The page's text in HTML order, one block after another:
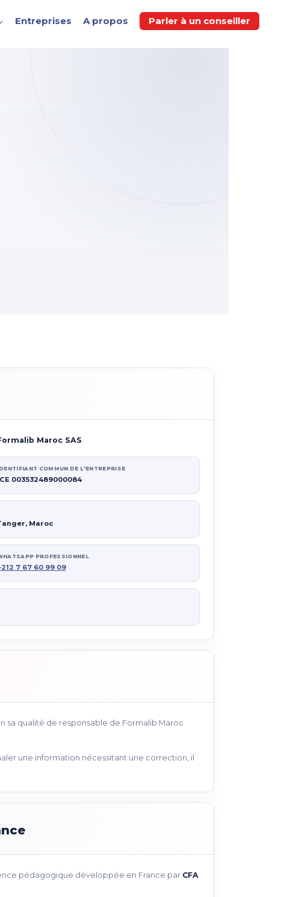
Entreprises A propos Parler à un conseiller
Maroc SAS.
COMMUN DE L’ENTREPRISE
003532489000084
Maroc
PROFESSIONNEL
7 67 60 99 09
sa qualité de responsable de Formalib Maroc
une information nécessitant une correction, il
pédagogique développée en France par CFA